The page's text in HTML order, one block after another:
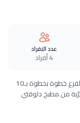
عدد الافراد
4 أفراد
طريقة عمل دجاج بالمشمش مع بيستو وبيوريه القرع خطوة بخطوة بـ10
ومجرّبة من مطبخ دلوقتي